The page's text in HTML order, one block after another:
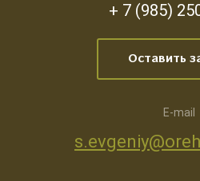
+ 7 (985)
Оставить
E-mail